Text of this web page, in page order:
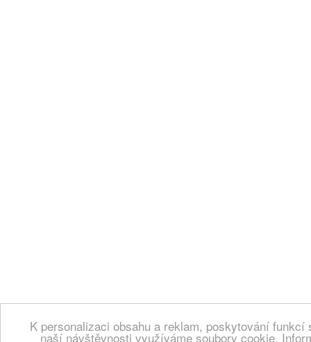
K personalizaci obsahu a reklam, poskytování
naší návštěvnosti využíváme soubory cookie.